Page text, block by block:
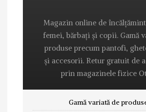
Magazin online de
femei, bărbați și copii. Gamă
produse precum pantofi,
și accesorii. Retur gratuit de
prin magazinele fizice
Gamă variată de